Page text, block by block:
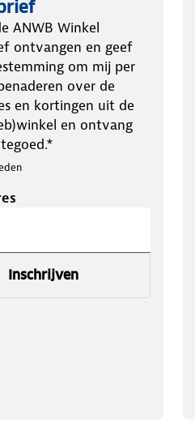
ANWB Winkel
ontvangen en geef
om mij per
over de
en kortingen uit de
en ontvang
Inschrijven